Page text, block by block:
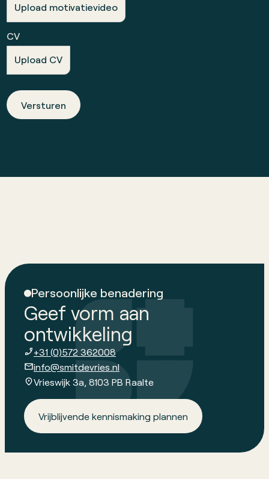
Upload motivatievideo
CV
Upload CV
Persoonlijke benadering
Geef vorm aan
ontwikkeling
+31 (0)572 362008
info@smitdevries.nl
Vrieswijk 3a, 8103 PB Raalte
Vrijblijvende kennismaking plannen